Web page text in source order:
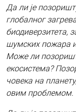
Да ли је
глобалног
биодиверзитета,
шумских пожара
Може ли
екосистема?
човека на
овим проблемом.